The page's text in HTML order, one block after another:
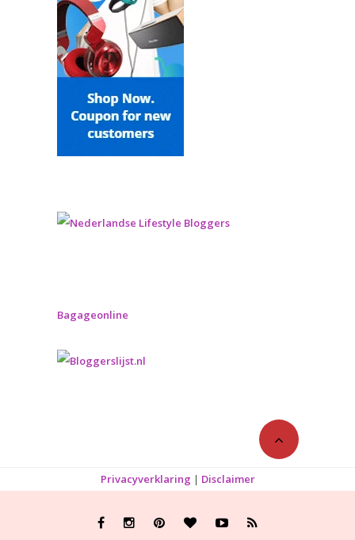
Bagageonline
Privacyverklaring | Disclaimer